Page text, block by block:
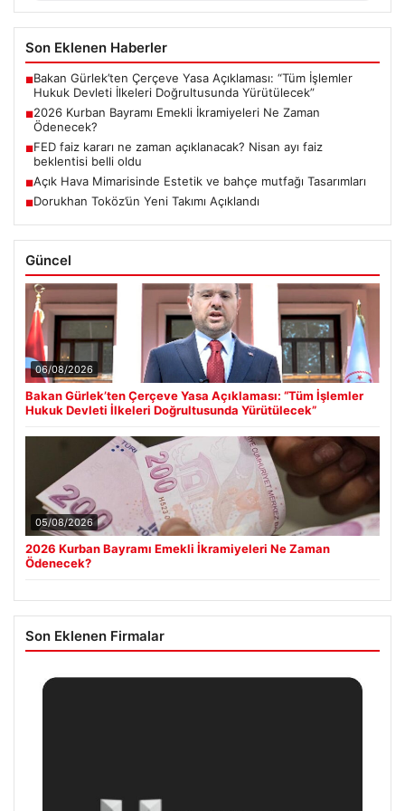
Son Eklenen Haberler
■Bakan Gürlek’ten Çerçeve Yasa Açıklaması: “Tüm İşlemler
Hukuk Devleti İlkeleri Doğrultusunda Yürütülecek”
■2026 Kurban Bayramı Emekli İkramiyeleri Ne Zaman
Ödenecek?
■FED faiz kararı ne zaman açıklanacak? Nisan ayı faiz
beklentisi belli oldu
■Açık Hava Mimarisinde Estetik ve bahçe mutfağı Tasarımları
■Dorukhan Toköz’ün Yeni Takımı Açıklandı
Güncel
06/08/2026
Bakan Gürlek’ten Çerçeve Yasa Açıklaması: “Tüm İşlemler
Hukuk Devleti İlkeleri Doğrultusunda Yürütülecek”
05/08/2026
2026 Kurban Bayramı Emekli İkramiyeleri Ne Zaman
Ödenecek?
Son Eklenen Firmalar